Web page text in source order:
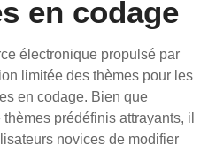
en codage
électronique propulsé par
limitée des thèmes pour les
en codage. Bien que
prédéfinis attrayants, il
novices de modifier